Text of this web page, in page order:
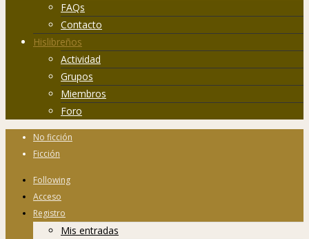
FAQs
Contacto
Hislibreños
Actividad
Grupos
Miembros
Foro
No ficción
Ficción
Following
Acceso
Registro
Mis entradas